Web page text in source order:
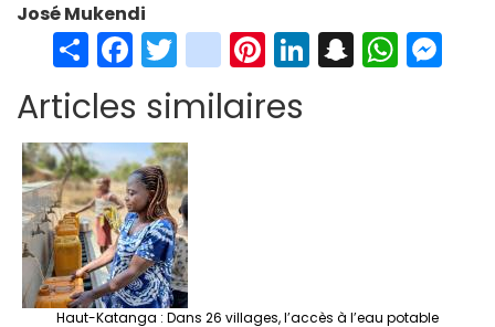
José Mukendi
S
h
ar
e
Fa
ce
b
o
o
k
T
wi
tt
er
in
st
ag
Pi
er
Li S W
Articles similaires
Haut-Katanga : Dans 26 villages, l’accès à l’eau potable